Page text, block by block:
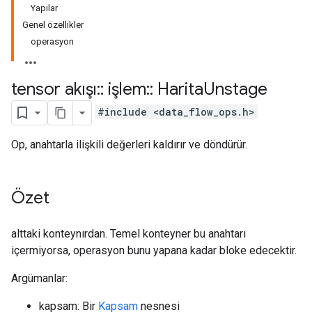
Yapılar
Genel özellikler
operasyon
tensor akışı:: işlem:: HaritaUnstage
#include <data_flow_ops.h>
Op, anahtarla ilişkili değerleri kaldırır ve döndürür.
Özet
alttaki konteynırdan. Temel konteyner bu anahtarı
içermiyorsa, operasyon bunu yapana kadar bloke edecektir.
Argümanlar:
kapsam: Bir Kapsam nesnesi